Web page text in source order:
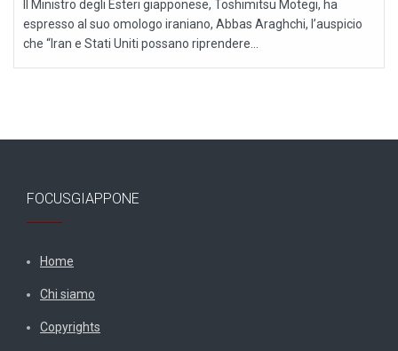
Il Ministro degli Esteri giapponese, Toshimitsu Motegi, ha
espresso al suo omologo iraniano, Abbas Araghchi, l’auspicio
che “Iran e Stati Uniti possano riprendere...
FOCUSGIAPPONE
Home
Chi siamo
Copyrights